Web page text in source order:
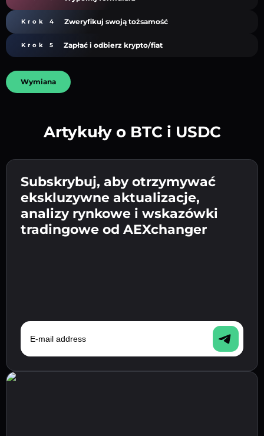
Wpisz adres swojego portfela
kryptowalutowego 👉 przejdź do następnego
kroku.
Krok 4 Zweryfikuj swoją tożsamość
Potwierdź swoją tożsamość 👉 przejdź do
ostatniego kroku.
Krok 5 Zapłać i odbierz krypto/fiat
Wyślij depozyt 👉 odbierz kryptowalutę lub
walutę fiat w swoim portfelu.
Wymiana
Artykuły o BTC i USDC
Subskrybuj, aby otrzymywać
ekskluzywne aktualizacje,
analizy rynkowe i wskazówki
tradingowe od AEXchanger
E-mail address